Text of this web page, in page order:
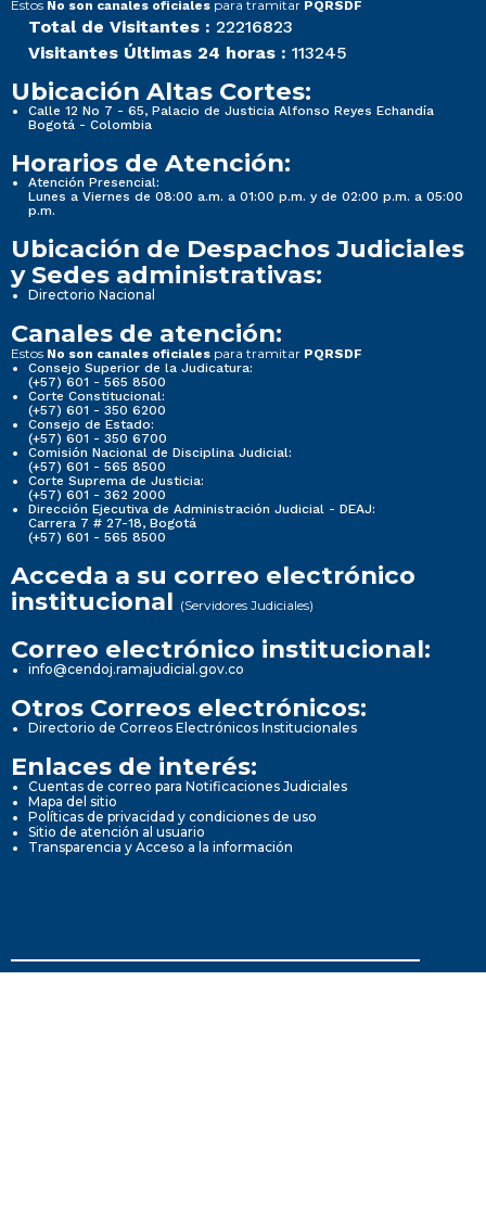
Estos No son canales oficiales para tramitar PQRSDF
Total de Visitantes : 22216823
Visitantes Últimas 24 horas : 113245
Ubicación Altas Cortes:
Calle 12 No 7 - 65, Palacio de Justicia Alfonso Reyes Echandía
Bogotá - Colombia
Horarios de Atención:
Atención Presencial:
Lunes a Viernes de 08:00 a.m. a 01:00 p.m. y de 02:00 p.m. a 05:00
p.m.
Ubicación de Despachos Judiciales
y Sedes administrativas:
Directorio Nacional
Canales de atención:
Estos No son canales oficiales para tramitar PQRSDF
Consejo Superior de la Judicatura:
(+57) 601 - 565 8500
Corte Constitucional:
(+57) 601 - 350 6200
Consejo de Estado:
(+57) 601 - 350 6700
Comisión Nacional de Disciplina Judicial:
(+57) 601 - 565 8500
Corte Suprema de Justicia:
(+57) 601 - 362 2000
Dirección Ejecutiva de Administración Judicial - DEAJ:
Carrera 7 # 27-18, Bogotá
(+57) 601 - 565 8500
Acceda a su correo electrónico
institucional (Servidores Judiciales)
Correo electrónico institucional:
info@cendoj.ramajudicial.gov.co
Otros Correos electrónicos:
Directorio de Correos Electrónicos Institucionales
Enlaces de interés:
Cuentas de correo para Notificaciones Judiciales
Mapa del sitio
Políticas de privacidad y condiciones de uso
Sitio de atención al usuario
Transparencia y Acceso a la información